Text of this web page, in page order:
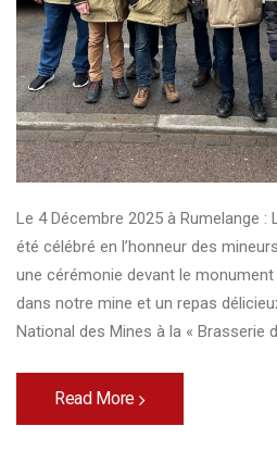
Le 4 Décembre 2025 à Rumelange :
été célébré en l’honneur des
une cérémonie devant le
dans notre mine et un repas
National des Mines à la « Brasserie
Read More